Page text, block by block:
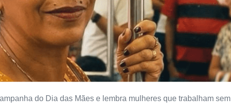
do Dia das Mães e lembra mulheres que trabalham sem